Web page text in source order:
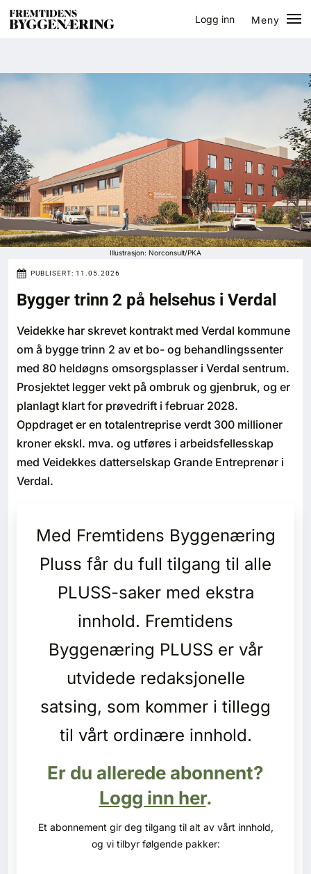
Logg inn
Meny
Prosjekter
Bygg-guiden
Logg inn
Bygg
Bærekraft
Digitalisering
Eiendom
Øvrige
Tips redaksjonen
Abonnere magasin
Abonnement Pluss
Illustrasjon: Norconsult/PKA
PUBLISERT: 11.05.2026
Bygger trinn 2 på helsehus i Verdal
Veidekke har skrevet kontrakt med Verdal kommune
om å bygge trinn 2 av et bo- og behandlingssenter
med 80 heldøgns omsorgsplasser i Verdal sentrum.
Prosjektet legger vekt på ombruk og gjenbruk, og er
planlagt klart for prøvedrift i februar 2028.
Oppdraget er en totalentreprise verdt 300 millioner
kroner ekskl. mva. og utføres i arbeidsfellesskap
med Veidekkes datterselskap Grande Entreprenør i
Verdal.
Med Fremtidens Byggenæring
Pluss får du full tilgang til alle
PLUSS-saker med ekstra
innhold. Fremtidens
Byggenæring PLUSS er vår
utvidede redaksjonelle
satsing, som kommer i tillegg
til vårt ordinære innhold.
Er du allerede abonnent?
Logg inn her.
Et abonnement gir deg tilgang til alt av vårt innhold,
og vi tilbyr følgende pakker: